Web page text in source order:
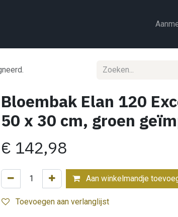
Bloembak Elan 120
50 x 30 cm, groen
€ 142,98
Aan winkelmandje
Toevoegen aan verlanglijst